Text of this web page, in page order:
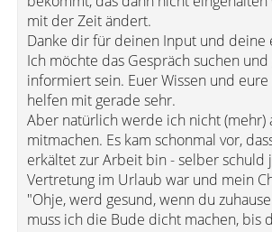
mit der Zeit ändert.
Danke dir für deinen Input und deine
Ich möchte das Gespräch suchen
informiert sein. Euer Wissen und
helfen mit gerade sehr.
Aber natürlich werde ich nicht (mehr)
mitmachen. Es kam schonmal vor,
erkältet zur Arbeit bin - selber schuld
Vertretung im Urlaub war und mein
"Ohje, werd gesund, wenn du
muss ich die Bude dicht machen, bis